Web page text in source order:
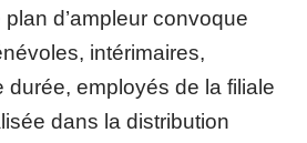
d’ampleur convoque
intérimaires,
durée, employés de la filiale
dans la distribution